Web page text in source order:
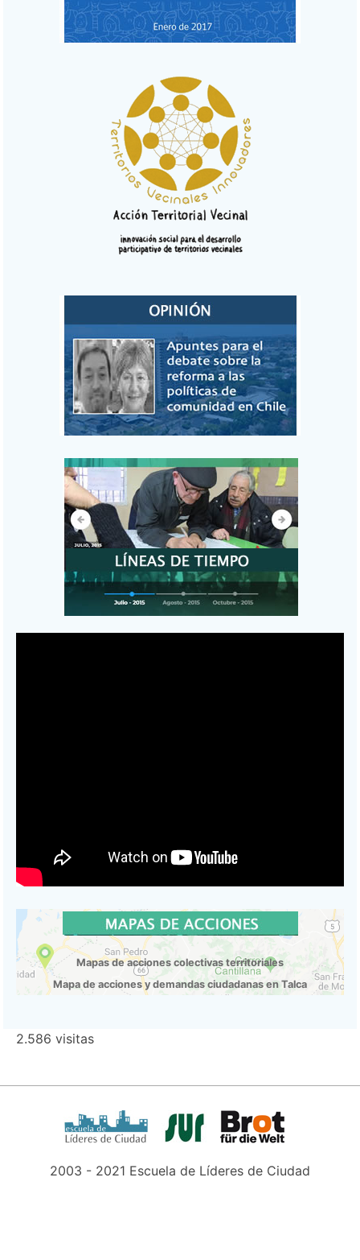
Mapas de acciones colectivas territoriales
Mapa de acciones y demandas ciudadanas en Talca
2.586 visitas
2003 - 2021 Escuela de Líderes de Ciudad